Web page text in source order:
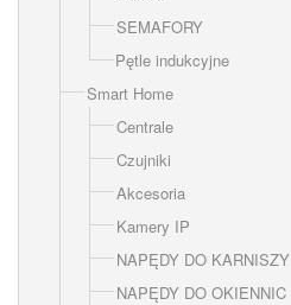
SEMAFORY
Pętle indukcyjne
Smart Home
Centrale
Czujniki
Akcesoria
Kamery IP
NAPĘDY DO KARNISZY
NAPĘDY DO OKIENNIC